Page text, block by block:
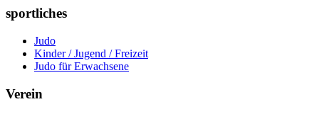
sportliches
Judo
Kinder / Jugend / Freizeit
Judo für Erwachsene
Verein